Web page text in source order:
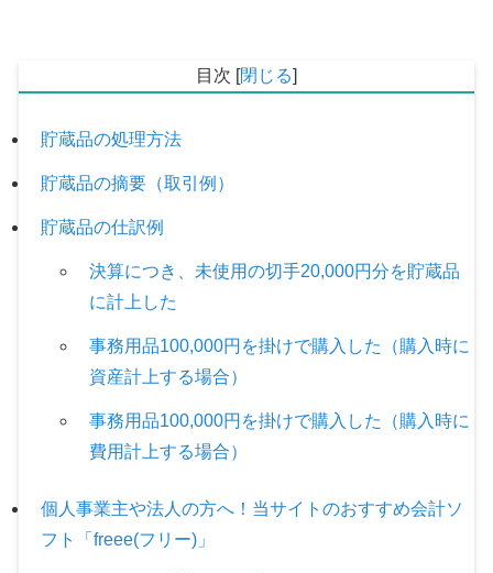
目次 閉じる
貯蔵品の処理方法
貯蔵品の摘要（取引例）
貯蔵品の仕訳例
決算につき、未使用の切手20,000円分を貯蔵品
に計上した
事務用品100,000円を掛けで購入した（購入時に
資産計上する場合）
事務用品100,000円を掛けで購入した（購入時に
費用計上する場合）
個人事業主や法人の方へ！当サイトのおすすめ会計ソ
フト「freee(フリー)」